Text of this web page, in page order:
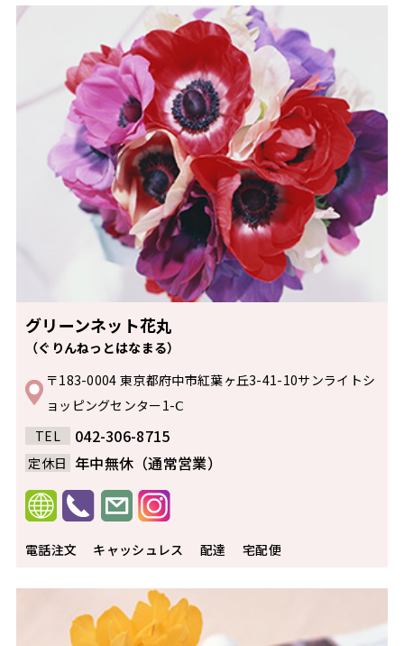
グリーンネット花丸
（ぐりんねっとはなまる）
〒183-0004 東京都府中市紅葉ヶ丘3-41-10サンライトシ
ョッピングセンター1-Ⅽ
TEL
042-306-8715
定休日 年中無休（通常営業）
電話注文 キャッシュレス 配達 宅配便